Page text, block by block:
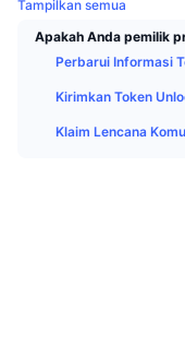
Tampilkan semua
Apakah Anda pemilik
Perbarui Informasi
Kirimkan Token
Klaim Lencana